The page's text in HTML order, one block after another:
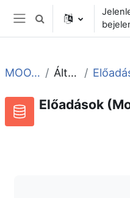
Tovább a fő tartalomhoz
Oldalpanel
Keresési bemeneti
MOOT2010 Általános
Előadások